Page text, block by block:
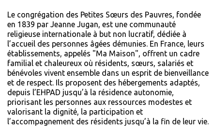
Le congrégation des Petites Sœurs des Pauvres, fondée
en 1839 par Jeanne Jugan, est une communauté
religieuse internationale à but non lucratif, dédiée à
l’accueil des personnes âgées démunies. En France, leurs
établissements, appelés "Ma Maison", offrent un cadre
familial et chaleureux où résidents, sœurs, salariés et
bénévoles vivent ensemble dans un esprit de bienveillance
et de respect. Ils proposent des hébergements adaptés,
depuis l’EHPAD jusqu’à la résidence autonomie,
priorisant les personnes aux ressources modestes et
valorisant la dignité, la participation et
l’accompagnement des résidents jusqu’à la fin de leur vie.